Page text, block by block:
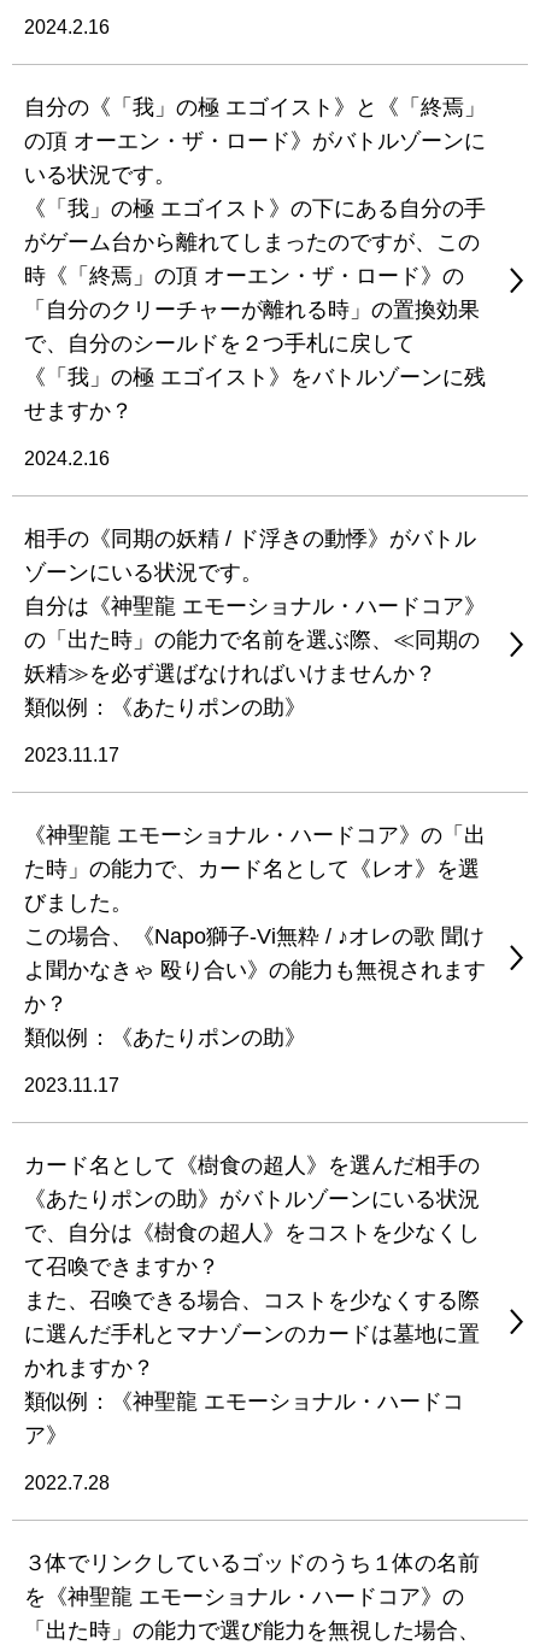
2024.2.16
自分の《「我」の極 エゴイスト》と《「終焉」
の頂 オーエン・ザ・ロード》がバトルゾーンに
いる状況です。
《「我」の極 エゴイスト》の下にある自分の手
がゲーム台から離れてしまったのですが、この
時《「終焉」の頂 オーエン・ザ・ロード》の
「自分のクリーチャーが離れる時」の置換効果
で、自分のシールドを２つ手札に戻して
《「我」の極 エゴイスト》をバトルゾーンに残
せますか？
2024.2.16
相手の《同期の妖精 / ド浮きの動悸》がバトル
ゾーンにいる状況です。
自分は《神聖龍 エモーショナル・ハードコア》
の「出た時」の能力で名前を選ぶ際、≪同期の
妖精≫を必ず選ばなければいけませんか？
類似例：《あたりポンの助》
2023.11.17
《神聖龍 エモーショナル・ハードコア》の「出
た時」の能力で、カード名として《レオ》を選
びました。
この場合、《Napo獅子-Vi無粋 / ♪オレの歌 聞け
よ聞かなきゃ 殴り合い》の能力も無視されます
か？
類似例：《あたりポンの助》
2023.11.17
カード名として《樹食の超人》を選んだ相手の
《あたりポンの助》がバトルゾーンにいる状況
で、自分は《樹食の超人》をコストを少なくし
て召喚できますか？
また、召喚できる場合、コストを少なくする際
に選んだ手札とマナゾーンのカードは墓地に置
かれますか？
類似例：《神聖龍 エモーショナル・ハードコ
ア》
2022.7.28
３体でリンクしているゴッドのうち１体の名前
を《神聖龍 エモーショナル・ハードコア》の
「出た時」の能力で選び能力を無視した場合、